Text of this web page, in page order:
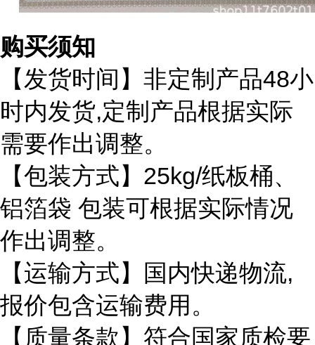
购买须知
【发货时间】非定制产品48小
时内发货,定制产品根据实际
需要作出调整。
【包装方式】 25kg/纸板桶、
铝箔袋 包装可根据实际情况
作出调整。
【运输方式】国内快递物流,
报价包含运输费用。
【质量条款】符合国家质检要